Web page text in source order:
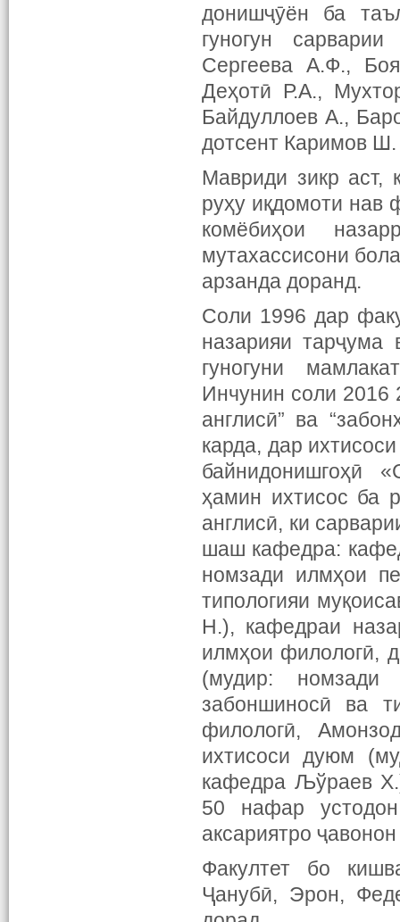
донишҷӯён ба
гуногун
Сергеева А.Ф.,
Деҳотӣ Р.А.,
Байдуллоев А.,
дотсент Каримов
Мавриди зикр аст,
руҳу иқдомоти нав
комёбиҳои
мутахассисони
арзанда доранд.
Соли 1996 дар
назарияи тарҷума
гуногуни
Инчунин соли 2016
англисӣ” ва
карда, дар
байнидонишгоҳӣ
ҳамин ихтисос ба
англисӣ, ки
шаш кафедра:
номзади илмҳои
типологияи
Н.), кафедраи
илмҳои филологӣ,
(мудир: номзади
забоншиносӣ ва
филологӣ,
ихтисоси дуюм
кафедра Љўраев
50 нафар
аксариятро
Факултет бо
Ҷанубӣ, Эрон,